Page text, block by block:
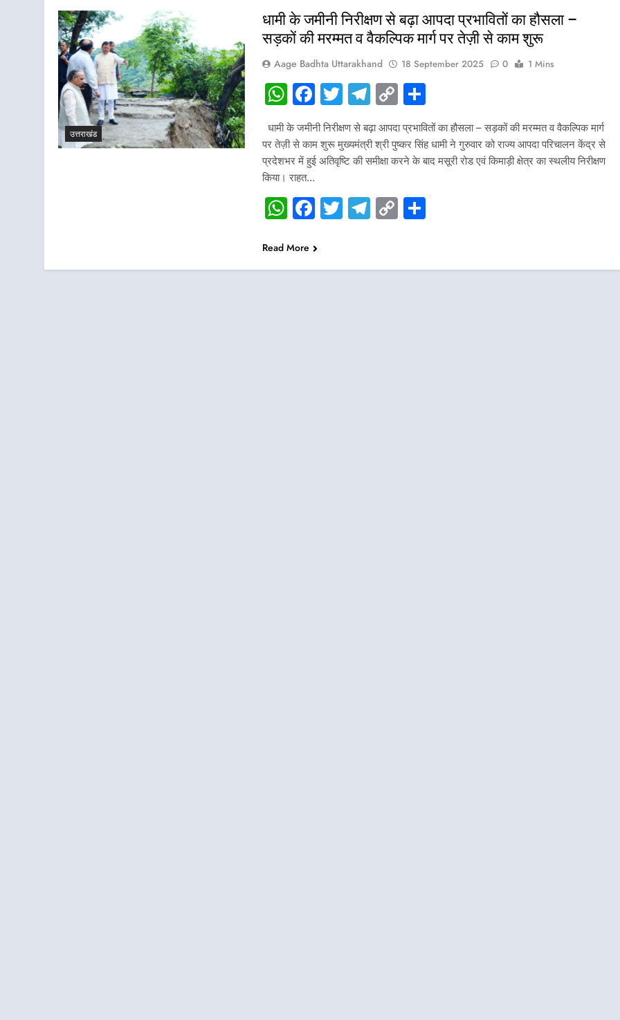
उत्तराखंड
धामी के जमीनी निरीक्षण से बढ़ा आपदा प्रभावितों का हौसला –
सड़कों की मरम्मत व वैकल्पिक मार्ग पर तेज़ी से काम शुरू
Aage Badhta Uttarakhand 18 September 2025 0 1 Mins
WhatsApp
Facebook
Twitter
Telegram
Copy
Link
धामी के जमीनी निरीक्षण से बढ़ा आपदा प्रभावितों का हौसला – सड़कों की मरम्मत व वैकल्पिक मार्ग
पर तेज़ी से काम शुरू मुख्यमंत्री श्री पुष्कर सिंह धामी ने गुरुवार को राज्य आपदा परिचालन केंद्र से
प्रदेशभर में हुई अतिवृष्टि की समीक्षा करने के बाद मसूरी रोड एवं किमाड़ी क्षेत्र का स्थलीय निरीक्षण
किया। राहत…
WhatsApp
Facebook
Twitter
Telegram
Copy
Read More